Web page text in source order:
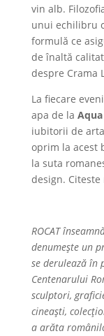
vin alb.
unui echilibru
formulă ce
de înaltă
despre Crama
La fiecare
apa de la
iubitorii de
oprim la acest
la suta
design.
ROCAT
denumește un
se derulează în
Centenarului
sculptori,
cineaști,
a arăta